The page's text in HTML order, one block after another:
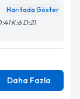
Haritada Göster
K:6 D:21
Daha Fazla